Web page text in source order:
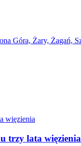
trzy lata więzienia